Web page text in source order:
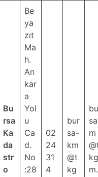
Bu
rsa
Ka
da
str
o
Be
ya
zıt
Ma
h.
An
kar
a
Yol
u
Ca
d.
No
:28
02
24
31
4
bur
sa-
km
@t
kg
m
kg
m.